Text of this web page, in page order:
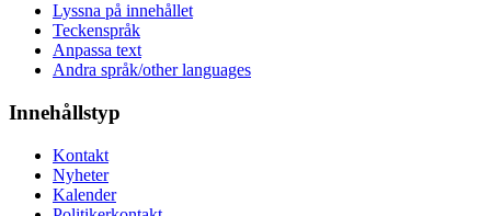
Lyssna på innehållet
Teckenspråk
Anpassa text
Andra språk/other languages
Innehållstyp
Kontakt
Nyheter
Kalender